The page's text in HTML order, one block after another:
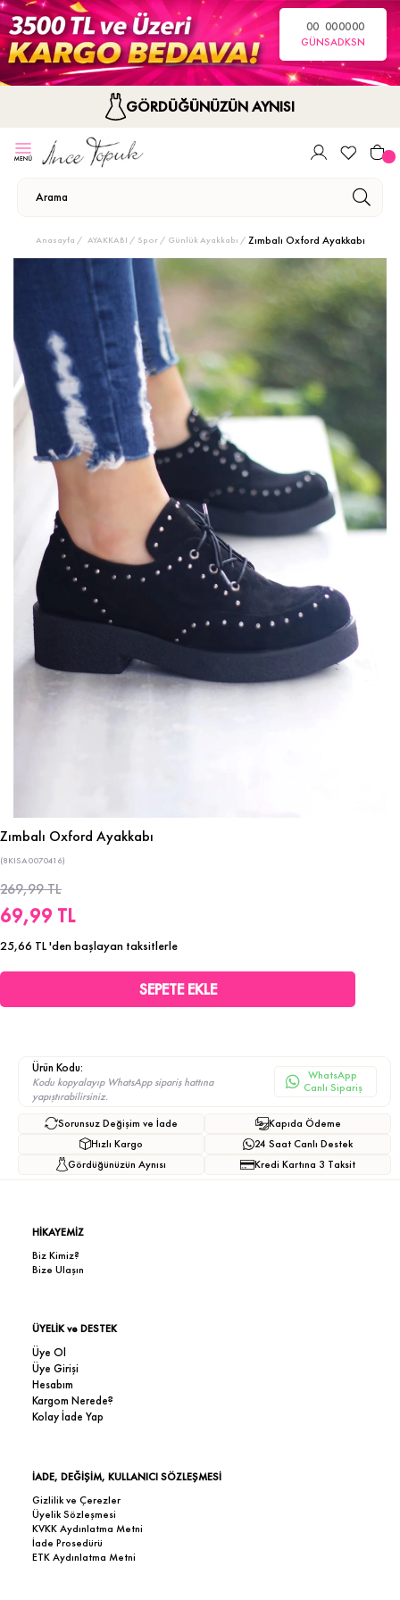
00
GÜN
00
SA
00
DK
00
SN
GÖRDÜĞÜNÜZÜN AYNISI
Anasayfa AYAKKABI Spor / Günlük Ayakkabı Zımbalı Oxford Ayakkabı
Zımbalı Oxford Ayakkabı
(8KISA0070416)
269,99 TL
69,99 TL
25,66 TL'den başlayan taksitlerle
Ürün Kodu:
Kodu kopyalayıp WhatsApp sipariş hattına
yapıştırabilirsiniz.
WhatsApp
Canlı Sipariş
Sorunsuz Değişim ve İade
Hızlı Kargo
Gördüğünüzün Aynısı
Kapıda Ödeme
24 Saat Canlı Destek
Kredi Kartına 3 Taksit
HİKAYEMİZ
Biz Kimiz?
Bize Ulaşın
ÜYELİK ve DESTEK
Üye Ol
Üye Girişi
Hesabım
Kargom Nerede?
Kolay İade Yap
İADE, DEĞİŞİM, KULLANICI SÖZLEŞMESİ
Gizlilik ve Çerezler
Üyelik Sözleşmesi
KVKK Aydınlatma Metni
İade Prosedürü
ETK Aydınlatma Metni